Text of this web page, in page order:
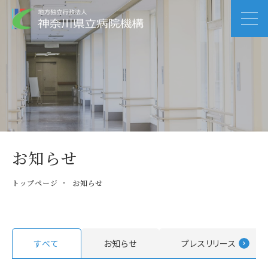
お知らせ
トップページ お知らせ
すべて お知らせ プレスリリース